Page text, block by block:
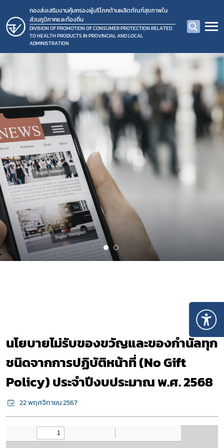
กองส่งเสริมงานคุ้มครองผู้บริโภคด้านผลิตภัณฑ์สุขภาพใน
ส่วนภูมิภาคและท้องถิ่น
DIVISION OF PROMOTION OF CONSUMER PROTECTION RELATED
TO HEALTH PRODUCTS IN PROVINCIAL AND LOCAL
ADMINISTRATION
นโยบายไม่รับของขวัญและของกำนัลทุก
ชนิดจากการปฏิบัติหน้าที่ (No Gift
Policy) ประจำปีงบประมาณ พ.ศ. 2568
22 พฤศจิกายน 2567